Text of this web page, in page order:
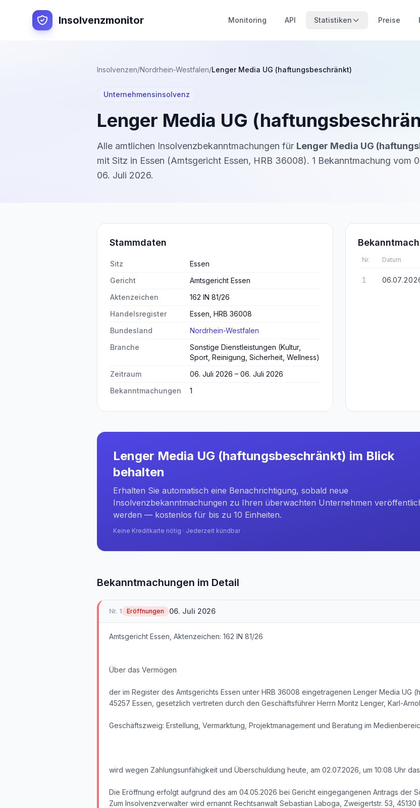
Insolvenzmonitor Monitoring API Statistiken Preise
Insolvenzen/Nordrhein-Westfalen/Lenger Media UG (haftungsbeschränkt)
Unternehmensinsolvenz
Lenger Media UG
Alle amtlichen Insolvenzbekanntmachungen für Lenger Media UG
mit Sitz in Essen (Amtsgericht Essen, HRB 36008). 1 Bekanntmachung vom
06. Juli 2026.
Stammdaten
Sitz
Essen
Gericht
Amtsgericht Essen
Aktenzeichen
162 IN 81/26
Handelsregister
Essen, HRB 36008
Bundesland
Nordrhein-Westfalen
Branche
Sonstige Dienstleistungen (Kultur,
Sport, Reinigung, Sicherheit, Wellness)
Zeitraum
06. Juli 2026 – 06. Juli 2026
Bekanntmachungen
1
Nr. Datum
1
Lenger Media UG (haftungsbeschränkt) im Blick
behalten
Erhalten Sie automatisch eine Benachrichtigung, sobald neue
Insolvenzbekanntmachungen zu Ihren überwachten Unternehmen
werden — kostenlos für bis zu 10 Einheiten.
Keine Kreditkarte nötig · Jederzeit kündbar
Bekanntmachungen im Detail
Nr. 1 Eröffnungen 06. Juli 2026
Amtsgericht Essen, Aktenzeichen: 162 IN 81/26
Über das Vermögen
der im Register des Amtsgerichts Essen unter HRB 36008 eingetragenen Lenger Media UG
45257 Essen, gesetzlich vertreten durch den Geschäftsführer Herrn Moritz Lenger, Karl-
Geschäftszweig: Erstellung, Vermarktung, Projektmanagement und Beratung im
wird wegen Zahlungsunfähigkeit und Überschuldung heute, am 02.07.2026, um 10:08 Uhr
Die Eröffnung erfolgt aufgrund des am 04.05.2026 bei Gericht eingegangenen Antrags der
Zum Insolvenzverwalter wird ernannt Rechtsanwalt Sebastian Laboga, Zweigertstr. 53, 45130